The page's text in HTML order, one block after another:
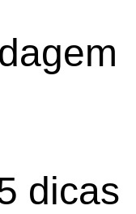
dicas